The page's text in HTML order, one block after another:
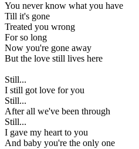
You never know what you have
Till it's gone
Treated you wrong
For so long
Now you're gone away
But the love still lives here
Still...
I still got love for you
Still...
After all we've been through
Still...
I gave my heart to you
And baby you're the only one